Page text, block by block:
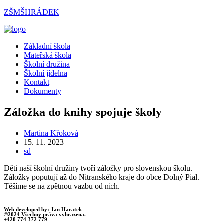
Přejít
obsahu
ZŠMŠHRÁDEK
Menu
Základní škola
Mateřská škola
Školní družina
Školní jídelna
Kontakt
Dokumenty
Záložka do knihy spojuje školy
Autor
příspěvku
Martina Křoková
Příspěvek
byl
15. 11. 2023
Rubriky
sd
Děti naší školní družiny tvoří záložky pro slovenskou školu.
Záložky poputují až do Nitranského kraje do obce Dolný Pial.
Těšíme se na zpětnou vazbu od nich.
Web developed by: Jan Haratek
©2024 Všechny práva vyhrazena.
+420 774 372 779